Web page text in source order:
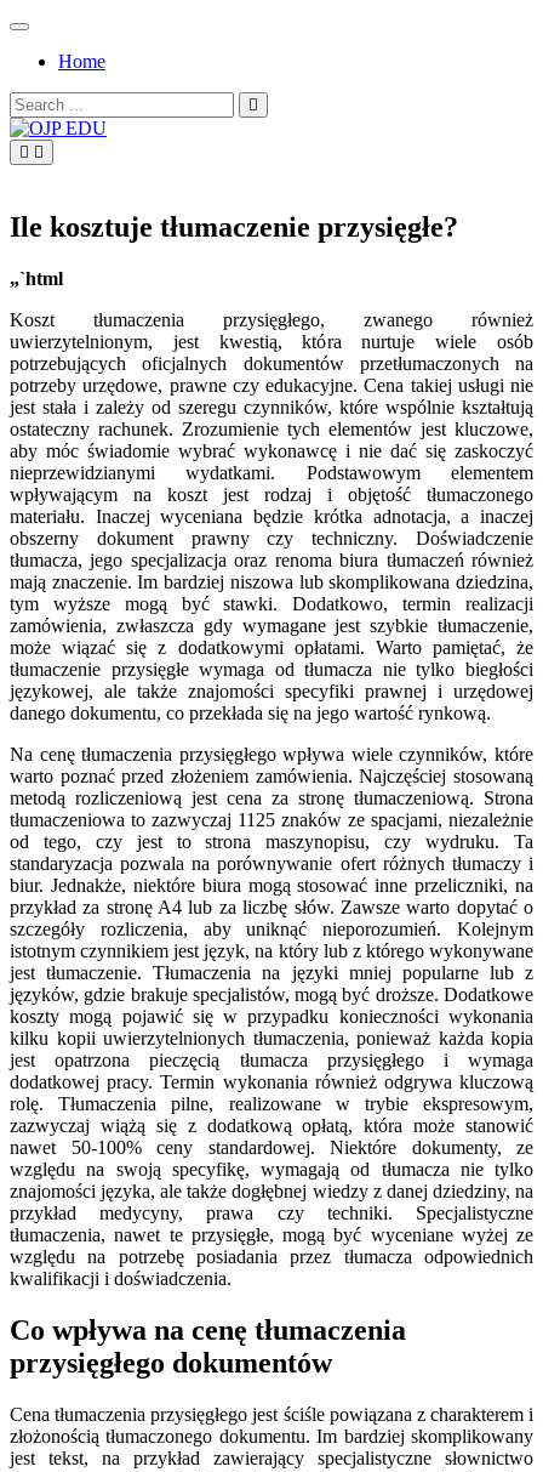
Skip
contentHome
Search
for:
Ile kosztuje tłumaczenie przysięgłe?
„`html
Koszt tłumaczenia przysięgłego, zwanego również
uwierzytelnionym, jest kwestią, która nurtuje wiele osób
potrzebujących oficjalnych dokumentów przetłumaczonych na
potrzeby urzędowe, prawne czy edukacyjne. Cena takiej usługi nie
jest stała i zależy od szeregu czynników, które wspólnie kształtują
ostateczny rachunek. Zrozumienie tych elementów jest kluczowe,
aby móc świadomie wybrać wykonawcę i nie dać się zaskoczyć
nieprzewidzianymi wydatkami. Podstawowym elementem
wpływającym na koszt jest rodzaj i objętość tłumaczonego
materiału. Inaczej wyceniana będzie krótka adnotacja, a inaczej
obszerny dokument prawny czy techniczny. Doświadczenie
tłumacza, jego specjalizacja oraz renoma biura tłumaczeń również
mają znaczenie. Im bardziej niszowa lub skomplikowana dziedzina,
tym wyższe mogą być stawki. Dodatkowo, termin realizacji
zamówienia, zwłaszcza gdy wymagane jest szybkie tłumaczenie,
może wiązać się z dodatkowymi opłatami. Warto pamiętać, że
tłumaczenie przysięgłe wymaga od tłumacza nie tylko biegłości
językowej, ale także znajomości specyfiki prawnej i urzędowej
danego dokumentu, co przekłada się na jego wartość rynkową.
Na cenę tłumaczenia przysięgłego wpływa wiele czynników, które
warto poznać przed złożeniem zamówienia. Najczęściej stosowaną
metodą rozliczeniową jest cena za stronę tłumaczeniową. Strona
tłumaczeniowa to zazwyczaj 1125 znaków ze spacjami, niezależnie
od tego, czy jest to strona maszynopisu, czy wydruku. Ta
standaryzacja pozwala na porównywanie ofert różnych tłumaczy i
biur. Jednakże, niektóre biura mogą stosować inne przeliczniki, na
przykład za stronę A4 lub za liczbę słów. Zawsze warto dopytać o
szczegóły rozliczenia, aby uniknąć nieporozumień. Kolejnym
istotnym czynnikiem jest język, na który lub z którego wykonywane
jest tłumaczenie. Tłumaczenia na języki mniej popularne lub z
języków, gdzie brakuje specjalistów, mogą być droższe. Dodatkowe
koszty mogą pojawić się w przypadku konieczności wykonania
kilku kopii uwierzytelnionych tłumaczenia, ponieważ każda kopia
jest opatrzona pieczęcią tłumacza przysięgłego i wymaga
dodatkowej pracy. Termin wykonania również odgrywa kluczową
rolę. Tłumaczenia pilne, realizowane w trybie ekspresowym,
zazwyczaj wiążą się z dodatkową opłatą, która może stanowić
nawet 50-100% ceny standardowej. Niektóre dokumenty, ze
względu na swoją specyfikę, wymagają od tłumacza nie tylko
znajomości języka, ale także dogłębnej wiedzy z danej dziedziny, na
przykład medycyny, prawa czy techniki. Specjalistyczne
tłumaczenia, nawet te przysięgłe, mogą być wyceniane wyżej ze
względu na potrzebę posiadania przez tłumacza odpowiednich
kwalifikacji i doświadczenia.
Co wpływa na cenę tłumaczenia
przysięgłego dokumentów
Cena tłumaczenia przysięgłego jest ściśle powiązana z charakterem i
złożonością tłumaczonego dokumentu. Im bardziej skomplikowany
jest tekst, na przykład zawierający specjalistyczne słownictwo